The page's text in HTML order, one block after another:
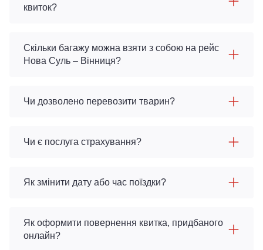
квиток?
Скільки багажу можна взяти з собою на рейс
Нова Суль – Вінниця?
Чи дозволено перевозити тварин?
Чи є послуга страхування?
Як змінити дату або час поїздки?
Як оформити повернення квитка, придбаного
онлайн?